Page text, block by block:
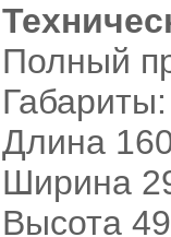
Полный
Габариты:
Длина
Ширина
Высота